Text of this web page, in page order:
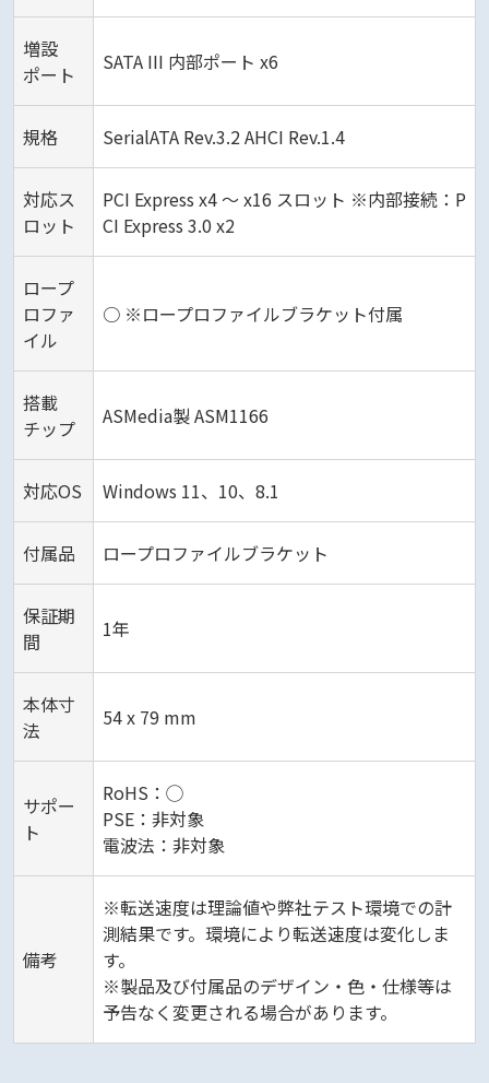
増設
ポート
SATA III 内部ポート x6
規格 SerialATA Rev.3.2 AHCI Rev.1.4
対応ス
ロット
PCI Express x4 ～ x16 スロット ※内部接続：P
CI Express 3.0 x2
ロープ
ロファ
イル
○ ※ロープロファイルブラケット付属
搭載
チップ
ASMedia製 ASM1166
対応OS Windows 11、10、8.1
付属品 ロープロファイルブラケット
保証期
間
1年
本体寸
法
54 x 79 mm
サポー
ト
RoHS：◯
PSE：非対象
電波法：非対象
備考
※転送速度は理論値や弊社テスト環境での計
測結果です。環境により転送速度は変化しま
す。
※製品及び付属品のデザイン・色・仕様等は
予告なく変更される場合があります。